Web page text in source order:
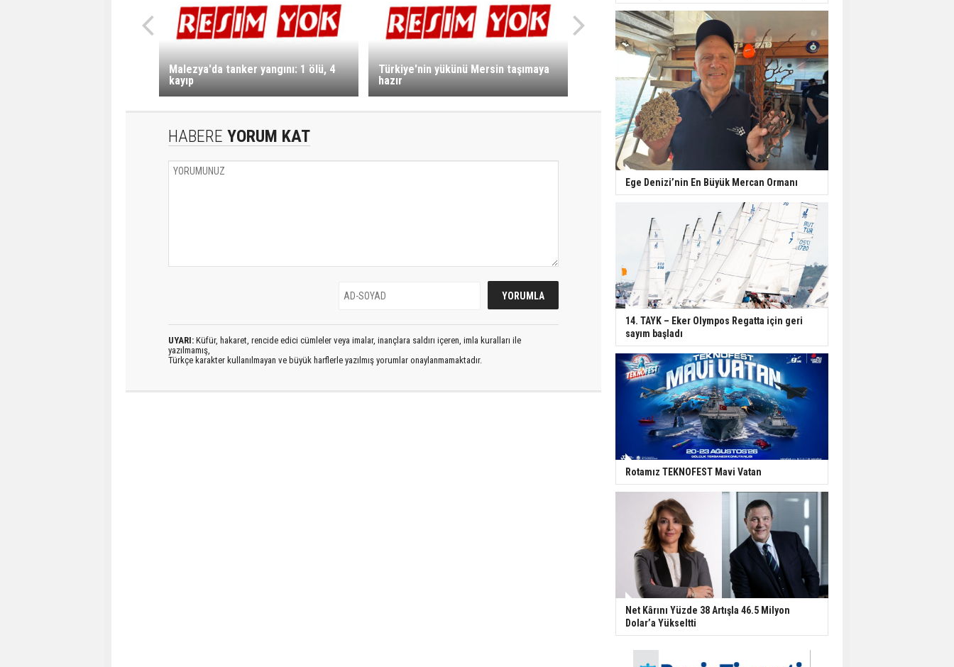
Malezya'da tanker yangını: 1 ölü, 4
kayıp
Türkiye'nin yükünü Mersin taşımaya
hazır
HABERE YORUM KAT
UYARI: Küfür, hakaret, rencide edici cümleler veya imalar, inançlara saldırı içeren, imla kuralları ile
yazılmamış,
Türkçe karakter kullanılmayan ve büyük harflerle yazılmış yorumlar onaylanmamaktadır.
Ege Denizi’nin En Büyük Mercan Ormanı
14. TAYK – Eker Olympos Regatta için geri
sayım başladı
Rotamız TEKNOFEST Mavi Vatan
Net Kârını Yüzde 38 Artışla 46.5 Milyon
Dolar’a Yükseltti